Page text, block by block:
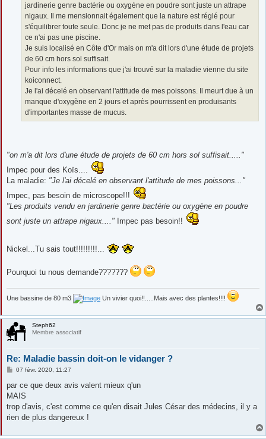
jardinerie genre bactérie ou oxygène en poudre sont juste un attrape
nigaux. Il me mensionnait également que la nature est réglé pour
s'équilibrer toute seule. Donc je ne met pas de produits dans l'eau car
ce n'ai pas une piscine.
Je suis localisé en Côte d'Or mais on m'a dit lors d'une étude de projets
de 60 cm hors sol suffisait.
Pour info les informations que j'ai trouvé sur la maladie vienne du site
koiconnect.
Je l'ai décelé en observant l'attitude de mes poissons. Il meurt due à un
manque d'oxygène en 2 jours et après pourrissent en produisants
d'importantes masse de mucus.
"on m'a dit lors d'une étude de projets de 60 cm hors sol suffisait....."
Impec pour des Koïs....
La maladie: "Je l'ai décelé en observant l'attitude de mes poissons..."
Impec, pas besoin de microscope!!!
"Les produits vendu en jardinerie genre bactérie ou oxygène en poudre
sont juste un attrape nigaux...." Impec pas besoin!!
Nickel...Tu sais tout!!!!!!!!!...
Pourquoi tu nous demande???????
Une bassine de 80 m3 Un vivier quoi!!.....Mais avec des plantes!!!!
Steph62
Membre associatif
Re: Maladie bassin doit-on le vidanger ?
M
s
a
g
e
07 févr. 2020, 11:27
par ce que deux avis valent mieux q'un
MAIS
trop d'avis, c'est comme ce qu'en disait Jules César des médecins, il y a
rien de plus dangereux !